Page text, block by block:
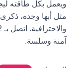
ويعمل بكل طاقته
مثل أبها وجدة،
والاحترافية. اتصل بـ
آمنة وسلسة.